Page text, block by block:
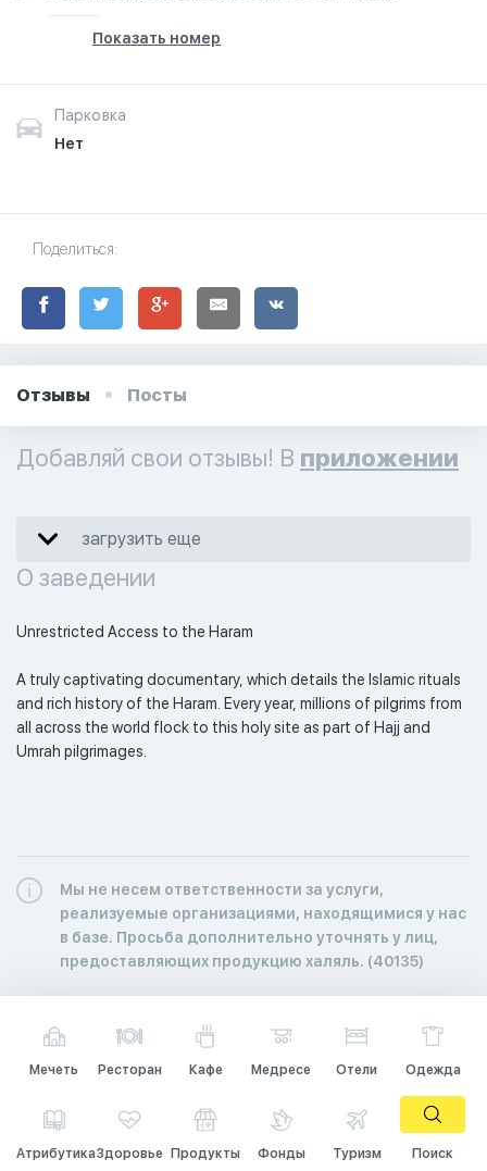
Показать номер
Парковка
Нет
Поделиться:
Отзывы Посты
Добавляй свои отзывы! В приложении
загрузить еще
О заведении
Unrestricted Access to the Haram
A truly captivating documentary, which details the Islamic rituals
and rich history of the Haram. Every year, millions of pilgrims from
all across the world flock to this holy site as part of Hajj and
Umrah pilgrimages.
Мы не несем ответственности за услуги,
реализуемые организациями, находящимися у нас
в базе. Просьба дополнительно уточнять у лиц,
предоставляющих продукцию халяль. (40135)
Мечеть Ресторан Кафе Медресе Отели Одежда
АтрибутикаЗдоровье Продукты Фонды Туризм Поиск